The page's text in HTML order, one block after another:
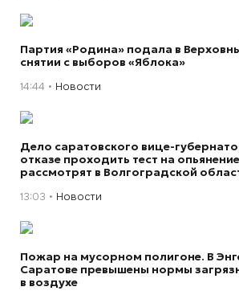
Партия «Родина» подала в
снятии с выборов «Яблока»
14:44 Новости
Дело саратовского вице-
отказе проходить тест на
рассмотрят в Волгоградской
13:03 Новости
Пожар на мусорном полигоне. В
Саратове превышены нормы
в воздухе